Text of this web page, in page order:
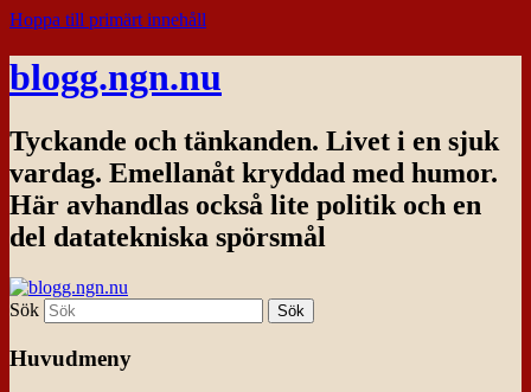
Hoppa till primärt innehåll
blogg.ngn.nu
Tyckande och tänkanden. Livet i en sjuk
vardag. Emellanåt kryddad med humor.
Här avhandlas också lite politik och en
del datatekniska spörsmål
Sök
Huvudmeny